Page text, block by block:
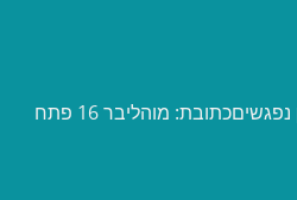
​​MenZone כשמציאות ודמיון נפגשים​ כתובת: מוהליבר 16 פתח